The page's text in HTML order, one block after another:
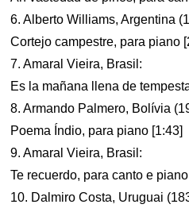
6. Alberto Williams, Argentina
Cortejo campestre, para piano
7. Amaral Vieira, Brasil:
Es la mañana llena de
8. Armando Palmero, Bolívia
Poema Índio, para piano [1:43]
9. Amaral Vieira, Brasil:
Te recuerdo, para canto e
10. Dalmiro Costa, Uruguai